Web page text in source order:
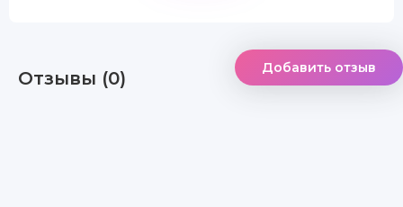
Отзывы (0) Добавить отзыв